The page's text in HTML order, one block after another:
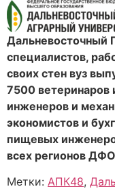
Дальневосточный
специалистов,
своих стен вуз
7500 ветеринаров
инженеров и
экономистов и
пищевых
всех регионов
Метки: АПК48,